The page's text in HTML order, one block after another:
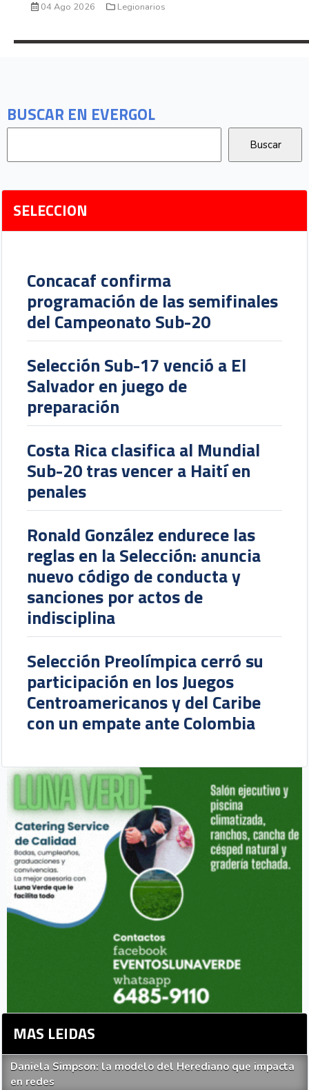
BUSCAR EN EVERGOL
SELECCION
Concacaf confirma
programación de las semifinales
del Campeonato Sub-20
Selección Sub-17 venció a El
Salvador en juego de
preparación
Costa Rica clasifica al Mundial
Sub-20 tras vencer a Haití en
penales
Ronald González endurece las
reglas en la Selección: anuncia
nuevo código de conducta y
sanciones por actos de
indisciplina
Selección Preolímpica cerró su
participación en los Juegos
Centroamericanos y del Caribe
con un empate ante Colombia
MAS LEIDAS
Daniela Simpson: la modelo del Herediano que impacta
en redes
04 Ago 2026 Legionarios